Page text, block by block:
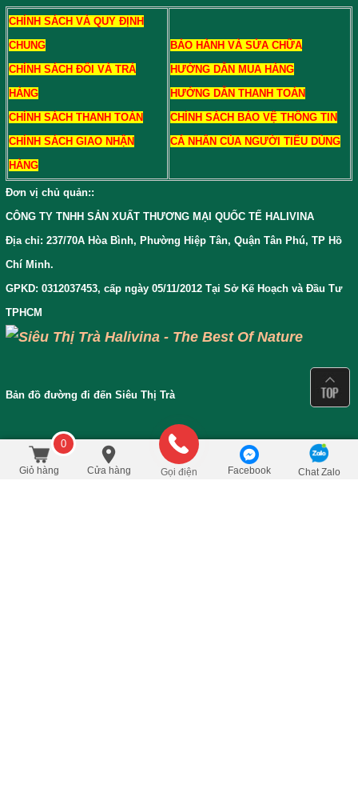
350.000 310.000 /Cái Đặt mua
CHÍNH SÁCH VÀ QUY ĐỊNH
CHUNG
CHÍNH SÁCH ĐỔI VÀ TRẢ
HÀNG
CHÍNH SÁCH THANH TOÁN
CHÍNH SÁCH GIAO NHẬN
HÀNG
BẢO HÀNH VÀ SỬA CHỮA
HƯỚNG DẪN MUA HÀNG
HƯỚNG DẪN THANH TOÁN
CHÍNH SÁCH BẢO VỆ THÔNG TIN
CÁ NHÂN CỦA NGƯỜI TIÊU DÙNG
Đơn vị chủ quản::
CÔNG TY TNHH SẢN XUẤT THƯƠNG MẠI QUỐC TẾ HALIVINA
Địa chỉ: 237/70A Hòa Bình, Phường Hiệp Tân, Quận Tân Phú, TP Hồ
Chí Minh.
GPKD: 0312037453, cấp ngày 05/11/2012 Tại Sở Kế Hoạch và Đầu Tư
TPHCM
Bản đồ đường đi đến Siêu Thị Trà
0
Giỏ hàng Cửa hàng Gọi điện Facebook Chat Zalo